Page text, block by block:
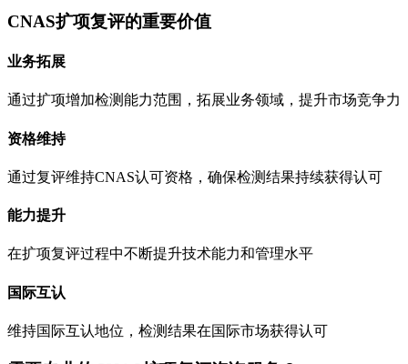
CNAS扩项复评的重要价值
业务拓展
通过扩项增加检测能力范围，拓展业务领域，提升市场竞争力
资格维持
通过复评维持CNAS认可资格，确保检测结果持续获得认可
能力提升
在扩项复评过程中不断提升技术能力和管理水平
国际互认
维持国际互认地位，检测结果在国际市场获得认可